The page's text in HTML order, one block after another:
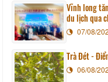
Vĩnh long
du lịch qua
Sunchang
07/08/
Trà Đét -
06/08/